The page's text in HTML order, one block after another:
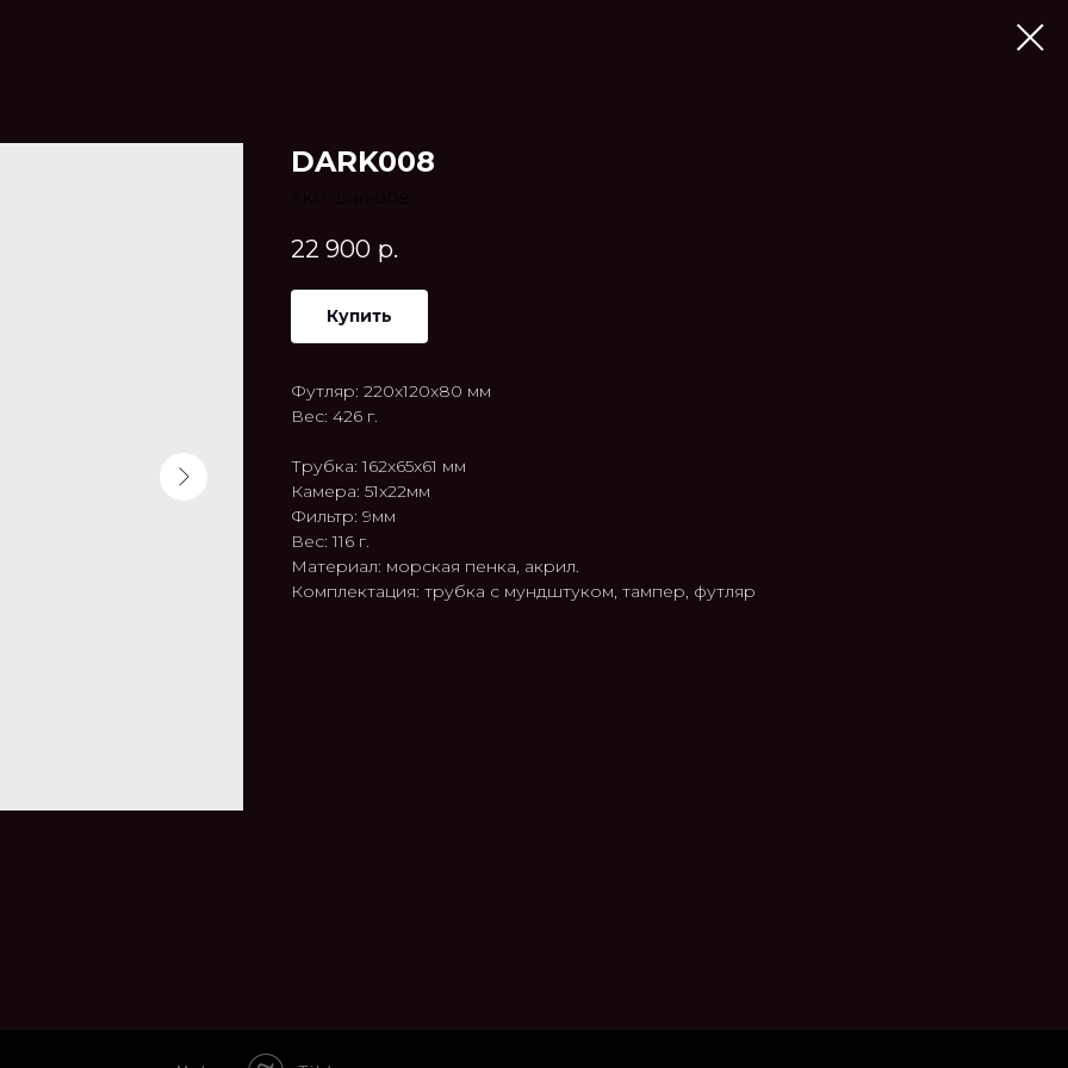
DARK008
22 900 р.
Купить
Футляр: 220x120x80 мм
Вес: 426 г.
Трубка: 162x65x61 мм
Камера: 51x22мм
Фильтр: 9мм
Вес: 116 г.
Материал: морская пенка, акрил.
Комплектация: трубка с мундштуком, тампер, футляр